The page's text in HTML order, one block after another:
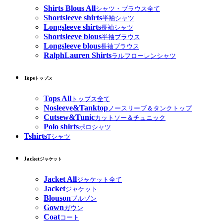
Shirts Blous Allシャツ・ブラウス全て
Shortsleeve shirts半袖シャツ
Longsleeve shirts長袖シャツ
Shortsleeve blous半袖ブラウス
Longsleeve blous長袖ブラウス
RalphLauren Shirtsラルフローレンシャツ
Tops トップス
Tops All トップス全て
Nosleeve&Tanktop ノースリーブ＆タンクトップ
Cutsew&Tunicカットソー＆チュニック
Polo shirtsポロシャツ
TshirtsTシャツ
Jacketジャケット
Jacket Allジャケット全て
Jacketジャケット
Blousonブルゾン
Gownガウン
Coatコート